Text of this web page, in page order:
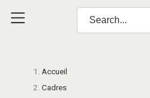
Accueil
Cadres